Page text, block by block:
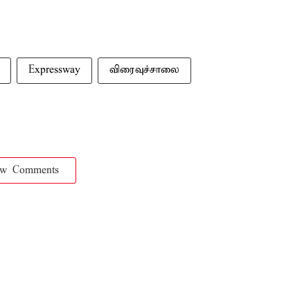
Expressway விரைவுச்சாலை
Comments